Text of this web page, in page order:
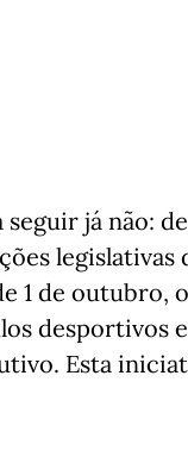
seguir já não:
legislativas
1 de outubro,
desportivos
Esta